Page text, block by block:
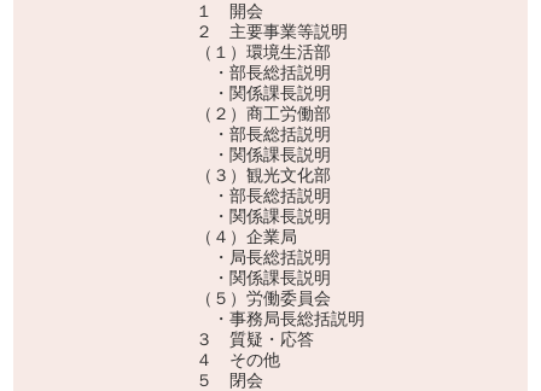
１ 開会
２ 主要事業等説明
（１）環境生活部
・部長総括説明
・関係課長説明
（２）商工労働部
・部長総括説明
・関係課長説明
（３）観光文化部
・部長総括説明
・関係課長説明
（４）企業局
・局長総括説明
・関係課長説明
（５）労働委員会
・事務局長総括説明
３ 質疑・応答
４ その他
５ 閉会